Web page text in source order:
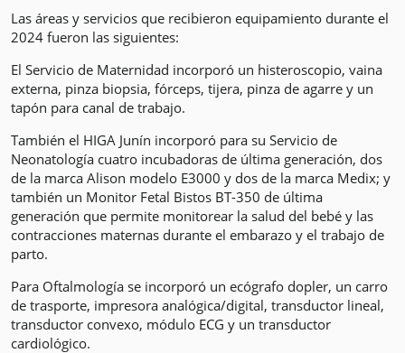
Las áreas y servicios que recibieron equipamiento durante el
2024 fueron las siguientes:
El Servicio de Maternidad incorporó un histeroscopio, vaina
externa, pinza biopsia, fórceps, tijera, pinza de agarre y un
tapón para canal de trabajo.
También el HIGA Junín incorporó para su Servicio de
Neonatología cuatro incubadoras de última generación, dos
de la marca Alison modelo E3000 y dos de la marca Medix; y
también un Monitor Fetal Bistos BT-350 de última
generación que permite monitorear la salud del bebé y las
contracciones maternas durante el embarazo y el trabajo de
parto.
Para Oftalmología se incorporó un ecógrafo dopler, un carro
de trasporte, impresora analógica/digital, transductor lineal,
transductor convexo, módulo ECG y un transductor
cardiológico.